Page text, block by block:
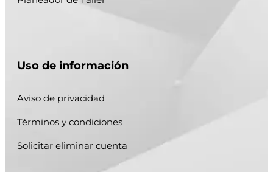
Uso de información
Aviso de privacidad
Términos y condiciones
Solicitar eliminar cuenta